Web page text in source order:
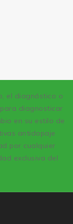
el diagnóstico o
diagnosticar
en su estilo de
antidopaje
por cualquier
exclusiva del